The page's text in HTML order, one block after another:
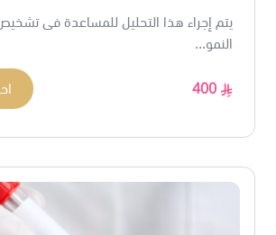
يتم إجراء هذا التحليل للمساعدة فى
النمو...
400